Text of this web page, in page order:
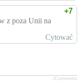
+7
z poza Unii na
Cytować
JComments